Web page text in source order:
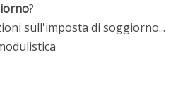
?
sull'imposta di soggiorno...